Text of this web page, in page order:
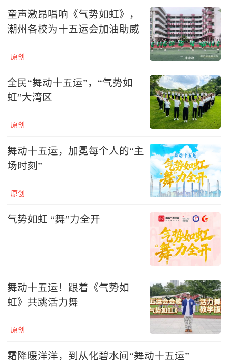
童声激昂唱响《气势如虹》，
潮州各校为十五运会加油助威
原创
全民“舞动十五运”，“气势如
虹”大湾区
原创
舞动十五运，加冕每个人的“主
场时刻”
原创
气势如虹 “舞”力全开
舞动十五运！跟着《气势如
虹》共跳活力舞
原创
霜降暖洋洋，到从化碧水间“舞动十五运”